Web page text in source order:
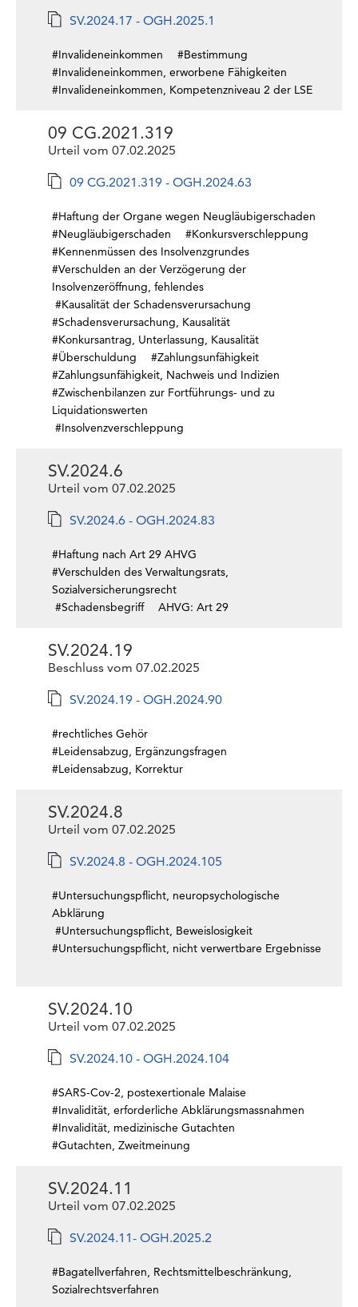
SV.2024.17 - OGH.2025.1
#Invalideneinkommen
#Bestimmung
#Invalideneinkommen, erworbene Fähigkeiten
#Invalideneinkommen, Kompetenzniveau 2 der LSE
09 CG.2021.319
Urteil vom 07.02.2025
09 CG.2021.319 - OGH.2024.63
#Haftung der Organe wegen Neugläubigerschaden
#Neugläubigerschaden
#Konkursverschleppung
#Kennenmüssen des Insolvenzgrundes
#Verschulden an der Verzögerung der
Insolvenzeröffnung, fehlendes
#Kausalität der Schadensverursachung
#Schadensverursachung, Kausalität
#Konkursantrag, Unterlassung, Kausalität
#Überschuldung
#Zahlungsunfähigkeit
#Zahlungsunfähigkeit, Nachweis und Indizien
#Zwischenbilanzen zur Fortführungs- und zu
Liquidationswerten
#Insolvenzverschleppung
SV.2024.6
Urteil vom 07.02.2025
SV.2024.6 - OGH.2024.83
#Haftung nach Art 29 AHVG
#Verschulden des Verwaltungsrats,
Sozialversicherungsrecht
#Schadensbegriff
AHVG: Art 29
SV.2024.19
Beschluss vom 07.02.2025
SV.2024.19 - OGH.2024.90
#rechtliches Gehör
#Leidensabzug, Ergänzungsfragen
#Leidensabzug, Korrektur
SV.2024.8
Urteil vom 07.02.2025
SV.2024.8 - OGH.2024.105
#Untersuchungspflicht, neuropsychologische
Abklärung
#Untersuchungspflicht, Beweislosigkeit
#Untersuchungspflicht, nicht verwertbare Ergebnisse
SV.2024.10
Urteil vom 07.02.2025
SV.2024.10 - OGH.2024.104
#SARS-Cov-2, postexertionale Malaise
#Invalidität, erforderliche Abklärungsmassnahmen
#Invalidität, medizinische Gutachten
#Gutachten, Zweitmeinung
SV.2024.11
Urteil vom 07.02.2025
SV.2024.11- OGH.2025.2
#Bagatellverfahren, Rechtsmittelbeschränkung,
Sozialrechtsverfahren